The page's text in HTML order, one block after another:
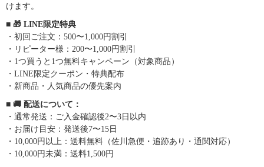
けます。
■ 🎁 LINE限定特典
・初回ご注文：500〜1,000円割引
・リピーター様：200〜1,000円割引
・1つ買うと1つ無料キャンペーン（対象商品）
・LINE限定クーポン・特典配布
・新商品・人気商品の優先案内
■ 🚚 配送について：
・通常発送：ご入金確認後2〜3日以内
・お届け目安：発送後7〜15日
・10,000円以上：送料無料（佐川急便・追跡あり・通関対応）
・10,000円未満：送料1,500円